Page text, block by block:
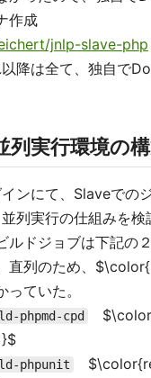
作成
jnlp-slave-php
以降は全て、独自で
列実行環境の
ンにて、Slaveでの
列実行の仕組みを検
ルドジョブは下記の
直列のため、
っていた。
phpmd-cpd
phpunit